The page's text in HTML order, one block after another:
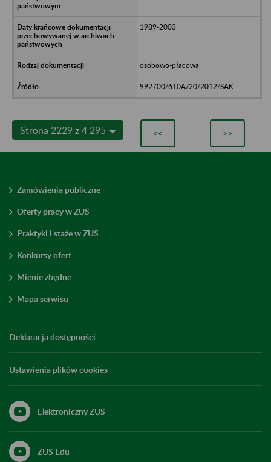
1989-2003
osobowo-płacowa
992700/610A/20/2012/SAK
Strona 2229 z 4 295 << >>
Zamówienia publiczne
Oferty pracy w ZUS
Praktyki i staże w ZUS
Konkursy ofert
Mienie zbędne
Mapa serwisu
Deklaracja dostępności
Ustawienia plików cookies
Elektroniczny ZUS
ZUS Edu